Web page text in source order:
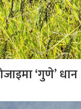
‘गुणे’ धान